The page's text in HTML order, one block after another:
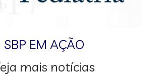
SBP EM AÇÃO
mais notícias